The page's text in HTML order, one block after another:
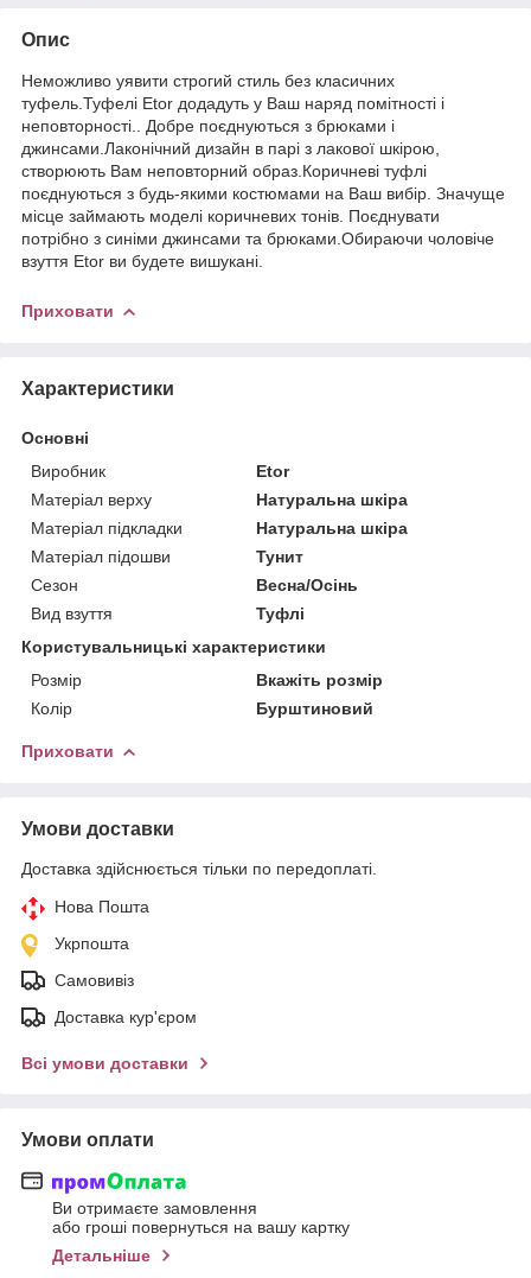
Опис
Неможливо уявити строгий стиль без класичних
туфель.Туфелі Etor додадуть у Ваш наряд помітності і
неповторності.. Добре поєднуються з брюками і
джинсами.Лаконічний дизайн в парі з лакової шкірою,
створюють Вам неповторний образ.Коричневі туфлі
поєднуються з будь-якими костюмами на Ваш вибір. Значуще
місце займають моделі коричневих тонів. Поєднувати
потрібно з синіми джинсами та брюками.Обираючи чоловіче
взуття Etor ви будете вишукані.
Приховати
Характеристики
Основні
Виробник
Etor
Матеріал верху
Натуральна шкіра
Матеріал підкладки
Натуральна шкіра
Матеріал підошви
Тунит
Сезон
Весна/Осінь
Вид взуття
Туфлі
Користувальницькі характеристики
Розмір
Вкажіть розмір
Колір
Бурштиновий
Приховати
Умови доставки
Доставка здійснюється тільки по передоплаті.
Нова Пошта
Укрпошта
Самовивіз
Доставка кур'єром
Всі умови доставки
Умови оплати
Ви отримаєте замовлення
або гроші повернуться на вашу картку
Детальніше